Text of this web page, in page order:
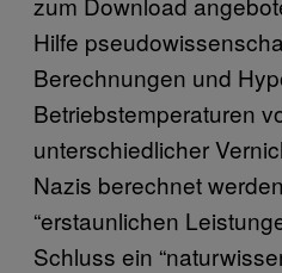
Hilfe
Berechnungen und
Betriebstemperaturen
unterschiedlicher
Nazis berechnet
“erstaunlichen
Schluss ein